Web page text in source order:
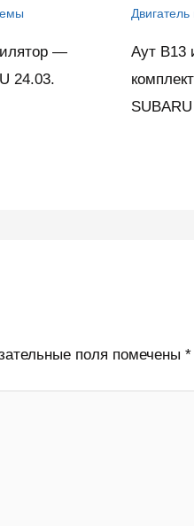
—
24.03.
Аут
поля помечены*